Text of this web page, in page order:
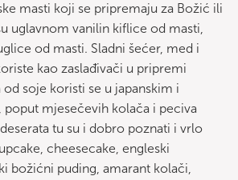
masti koji se pripremaju za Božić ili
uglavnom vanilin kiflice od masti,
od masti. Sladni šećer, med i
kao zaslađivači u pripremi
od soje koristi se u japanskim i
poput mjesečevih kolača i peciva
tu su i dobro poznati i vrlo
cheesecake, engleski
božićni puding, amarant kolači,